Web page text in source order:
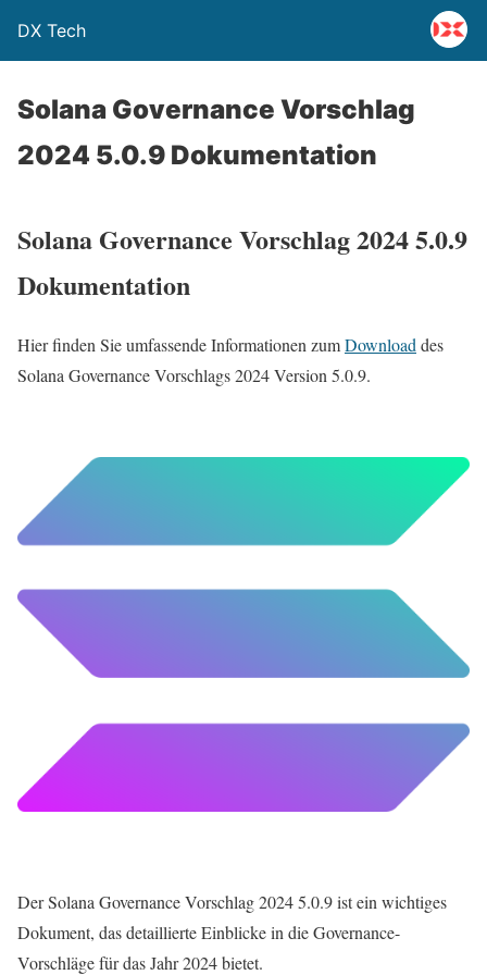
DX Tech
Solana Governance Vorschlag
2024 5.0.9 Dokumentation
Solana Governance Vorschlag 2024 5.0.9
Dokumentation
Hier finden Sie umfassende Informationen zumDownload des
Solana Governance Vorschlags 2024 Version 5.0.9.
Der Solana Governance Vorschlag 2024 5.0.9 ist ein wichtiges
Dokument, das detaillierte Einblicke in die Governance-
Vorschläge für das Jahr 2024 bietet.